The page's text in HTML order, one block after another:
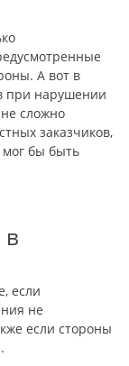
А вот в
при нарушении
сложно
заказчиков,
мог бы быть
в
если
не
если стороны